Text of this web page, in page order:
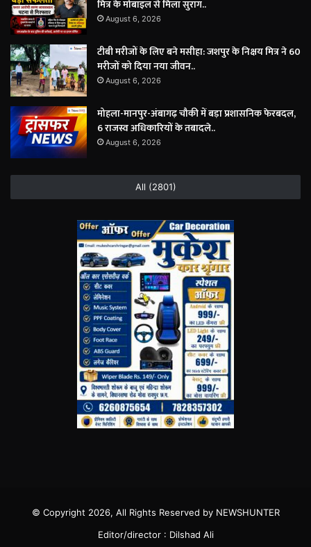
मित्र के मोबाइल से मिला सुराग..
August 6, 2026
टीबी मरीजों के लिए बने मसीहा: जशपुर के निक्षय मित्र ने 60
मरीजों को दिया नया जीवन..
August 6, 2026
मोहला-मानपुर-अंबागढ़ चौकी में बड़ा प्रशासनिक फेरबदल,
6 राजस्व अधिकारियों के तबादले..
August 6, 2026
All (2801)
© Copyright 2026, All Rights Reserved by NEWSHUNTER
Editor/director : Dilshad Ali